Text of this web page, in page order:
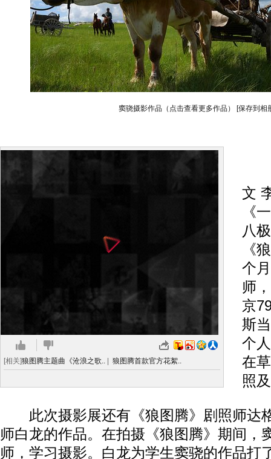
窦骁摄影作品（点击查看更多作品） [保存到相
[相关]狼图腾主题曲《沧浪之歌.. 狼图腾首款官方花絮..
文
《
八
《
个
师
京
斯
个
在
照
此次摄影展还有《狼图腾》剧照师达
师白龙的作品。在拍摄《狼图腾》期间，
师，学习摄影。白龙为学生窦骁的作品打